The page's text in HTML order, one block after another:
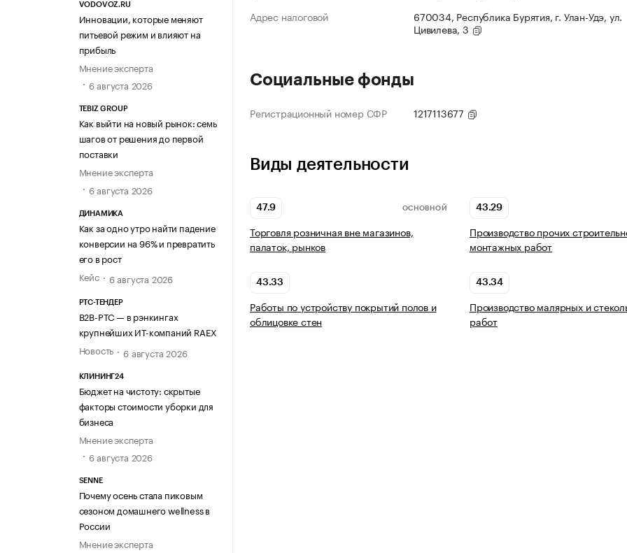
VODOVOZ.RU
Инновации, которые меняют
питьевой режим и влияют на
прибыль
Мнение эксперта
6 августа 2026
TEBIZ GROUP
Как выйти на новый рынок: семь
шагов от решения до первой
поставки
Мнение эксперта
6 августа 2026
ДИНАМИКА
Как за одно утро найти падение
конверсии на 96% и превратить
его в рост
Кейс
6 августа 2026
РТС-ТЕНДЕР
В2В-РТС — в рэнкингах
крупнейших ИТ-компаний RAEX
Новость
6 августа 2026
КЛИНИНГ24
Бюджет на чистоту: скрытые
факторы стоимости уборки для
бизнеса
Мнение эксперта
6 августа 2026
SENNE
Почему осень стала пиковым
сезоном домашнего wellness в
России
Мнение эксперта
Адрес налоговой
670034, Республика Бурятия, г. Улан-Удэ, ул.
Цивилева, 3
Социальные фонды
Регистрационный номер СФР 1217113677
Виды деятельности
47.9 ОСНОВНОЙ
Торговля розничная вне магазинов,
палаток, рынков
43.29
Производство прочих
монтажных работ
43.33
Работы по устройству покрытий полов и
облицовке стен
43.34
Производство малярных и
работ